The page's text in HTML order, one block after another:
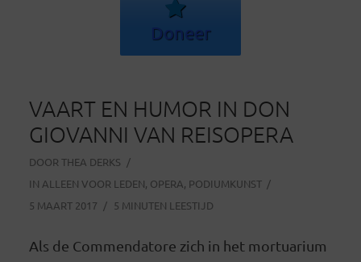
Doneer
VAART EN HUMOR IN DON
GIOVANNI VAN REISOPERA
DOOR THEA DERKS
IN ALLEEN VOOR LEDEN, OPERA, PODIUMKUNST
5 MAART 2017
5 MINUTEN LEESTIJD
Als de Commendatore zich in het mortuarium